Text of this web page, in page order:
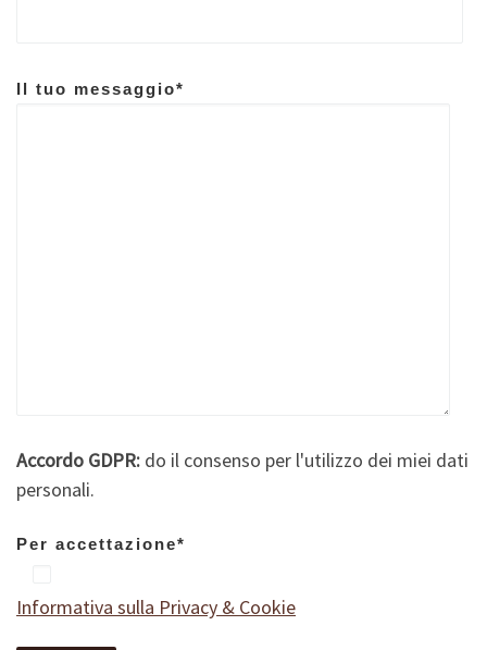
Il tuo messaggio*
Accordo GDPR: do il consenso per l'utilizzo dei miei dati
personali.
Per accettazione*
Informativa sulla Privacy & Cookie